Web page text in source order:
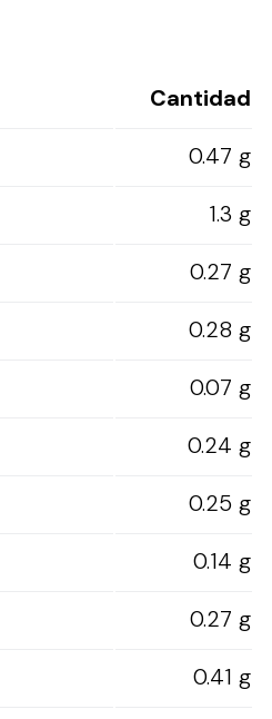
Cantidad
0.47 g
1.3 g
0.27 g
0.28 g
0.07 g
0.24 g
0.25 g
0.14 g
0.27 g
0.41 g